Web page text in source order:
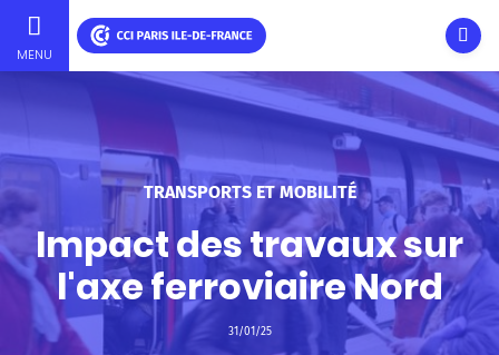
principal
MENU
TRANSPORTS ET MOBILITÉ
Impact des travaux sur
l'axe ferroviaire Nord
31/01/25